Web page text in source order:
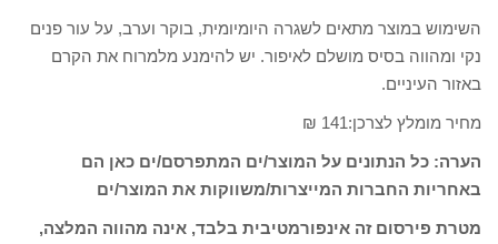
השימוש במוצר מתאים לשגרה היומיומית, בוקר וערב, על עור פנים
נקי ומהווה בסיס מושלם לאיפור. יש להימנע מלמרוח את הקרם
באזור העיניים.
מחיר מומלץ לצרכן:141 ₪
הערה: כל הנתונים על המוצר/ים המתפרסם/ים כאן הם
באחריות החברות המייצרות/משווקות את המוצר/ים
מטרת פירסום זה אינפורמטיבית בלבד, אינה מהווה המלצה,